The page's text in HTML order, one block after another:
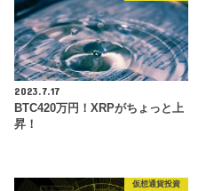
2023.7.17
BTC420万円！XRPがちょっと上
昇！
仮想通貨投資